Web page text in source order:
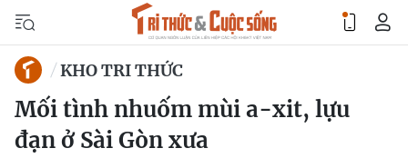
KHO TRI THỨC
Mối tình nhuốm mùi a-xit, lựu
đạn ở Sài Gòn xưa